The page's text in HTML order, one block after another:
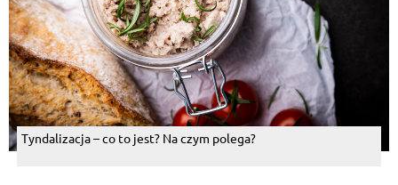
Tyndalizacja – co to jest? Na czym polega?